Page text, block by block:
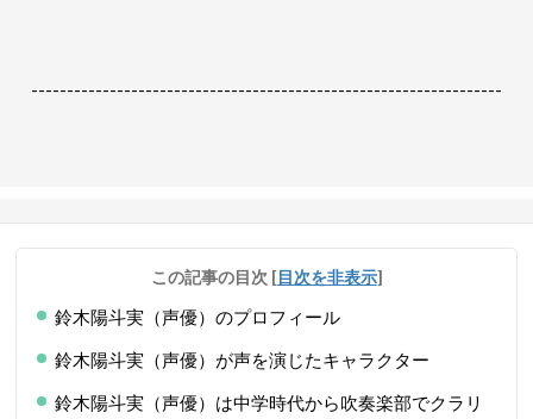
------------------------------------------------------------------
この記事の目次 [目次を非表示]
鈴木陽斗実（声優）のプロフィール
鈴木陽斗実（声優）が声を演じたキャラクター
鈴木陽斗実（声優）は中学時代から吹奏楽部でクラリ